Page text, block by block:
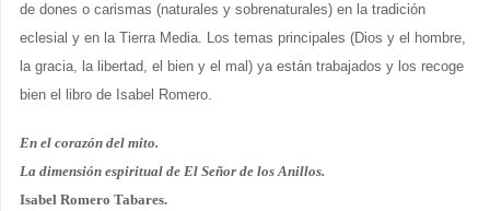
de dones o carismas (naturales y sobrenaturales) en la tradición
eclesial y en la Tierra Media. Los temas principales (Dios y el hombre,
la gracia, la libertad, el bien y el mal) ya están trabajados y los recoge
bien el libro de Isabel Romero.
En el corazón del mito.
La dimensión espiritual de El Señor de los Anillos.
Isabel Romero Tabares.